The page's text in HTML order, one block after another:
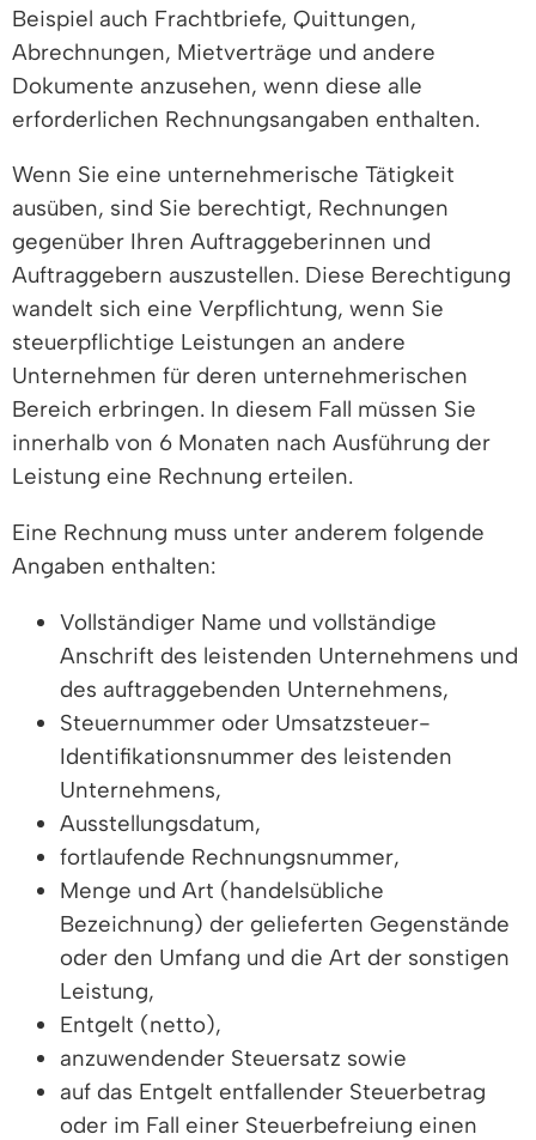
Beispiel auch Frachtbriefe, Quittungen,
Abrechnungen, Mietverträge und andere
Dokumente anzusehen, wenn diese alle
erforderlichen Rechnungsangaben enthalten.
Wenn Sie eine unternehmerische Tätigkeit
ausüben, sind Sie berechtigt, Rechnungen
gegenüber Ihren Auftraggeberinnen und
Auftraggebern auszustellen. Diese Berechtigung
wandelt sich eine Verpflichtung, wenn Sie
steuerpflichtige Leistungen an andere
Unternehmen für deren unternehmerischen
Bereich erbringen. In diesem Fall müssen Sie
innerhalb von 6 Monaten nach Ausführung der
Leistung eine Rechnung erteilen.
Eine Rechnung muss unter anderem folgende
Angaben enthalten:
Vollständiger Name und vollständige
Anschrift des leistenden Unternehmens und
des auftraggebenden Unternehmens,
Steuernummer oder Umsatzsteuer-
Identifikationsnummer des leistenden
Unternehmens,
Ausstellungsdatum,
fortlaufende Rechnungsnummer,
Menge und Art (handelsübliche
Bezeichnung) der gelieferten Gegenstände
oder den Umfang und die Art der sonstigen
Leistung,
Entgelt (netto),
anzuwendender Steuersatz sowie
auf das Entgelt entfallender Steuerbetrag
oder im Fall einer Steuerbefreiung einen